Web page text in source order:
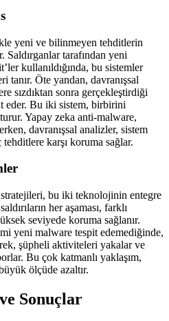
yeni ve bilinmeyen tehditlerin
Saldırganlar tarafından yeni
kullanıldığında, bu sistemler
tanır. Öte yandan, davranışsal
sızdıktan sonra gerçekleştirdiği
eder. Bu iki sistem, birbirini
Yapay zeka anti-malware,
davranışsal analizler, sistem
karşı koruma sağlar.
bu iki teknolojinin entegre
her aşaması, farklı
seviyede koruma sağlanır.
yeni malware tespit edemediğinde,
şüpheli aktiviteleri yakalar ve
Bu çok katmanlı yaklaşım,
büyük ölçüde azaltır.
Sonuçlar